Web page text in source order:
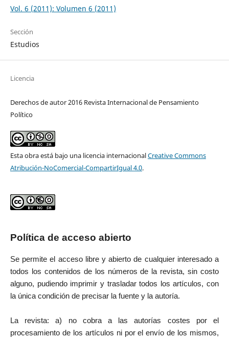
Vol. 6 (2011): Volumen 6 (2011)
Sección
Estudios
Licencia
Derechos de autor 2016 Revista Internacional de Pensamiento
Político
Esta obra está bajo una licencia internacionalCreative Commons
Atribución-NoComercial-CompartirIgual 4.0.
Política de acceso abierto
Se permite el acceso libre y abierto de cualquier interesado a
todos los contenidos de los números de la revista, sin costo
alguno, pudiendo imprimir y trasladar todos los artículos, con
la única condición de precisar la fuente y la autoría.
La revista: a) no cobra a las autorías costes por el
procesamiento de los artículos ni por el envío de los mismos,